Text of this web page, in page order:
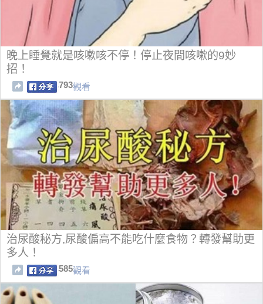
​​​​​​​晚上睡覺就是咳嗽咳不停！停止夜間咳嗽的9妙
招！
793觀看
治尿酸秘方,尿酸偏高不能吃什麼食物？轉發幫助更
多人！
585觀看